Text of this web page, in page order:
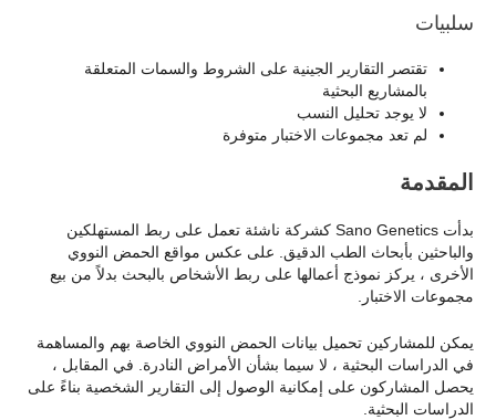
سلبيات
تقتصر التقارير الجينية على الشروط والسمات المتعلقة
بالمشاريع البحثية
لا يوجد تحليل النسب
لم تعد مجموعات الاختبار متوفرة
المقدمة
بدأت Sano Genetics كشركة ناشئة تعمل على ربط المستهلكين
والباحثين بأبحاث الطب الدقيق. على عكس مواقع الحمض النووي
الأخرى ، يركز نموذج أعمالها على ربط الأشخاص بالبحث بدلاً من بيع
مجموعات الاختبار.
يمكن للمشاركين تحميل بيانات الحمض النووي الخاصة بهم والمساهمة
في الدراسات البحثية ، لا سيما بشأن الأمراض النادرة. في المقابل ،
يحصل المشاركون على إمكانية الوصول إلى التقارير الشخصية بناءً على
الدراسات البحثية.